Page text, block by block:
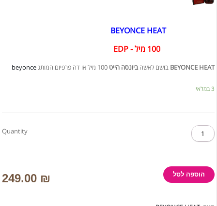
BEYONCE HEAT
100 מיל - EDP
BEYONCE HEAT בושם לאשהביונסה הייט 100 מיל או דה פרפיום המותג beyonce
3 במלאי
Quantity
כמות
של
HEAT
בושם
לאשה
249.00 ₪ הוספה לסל